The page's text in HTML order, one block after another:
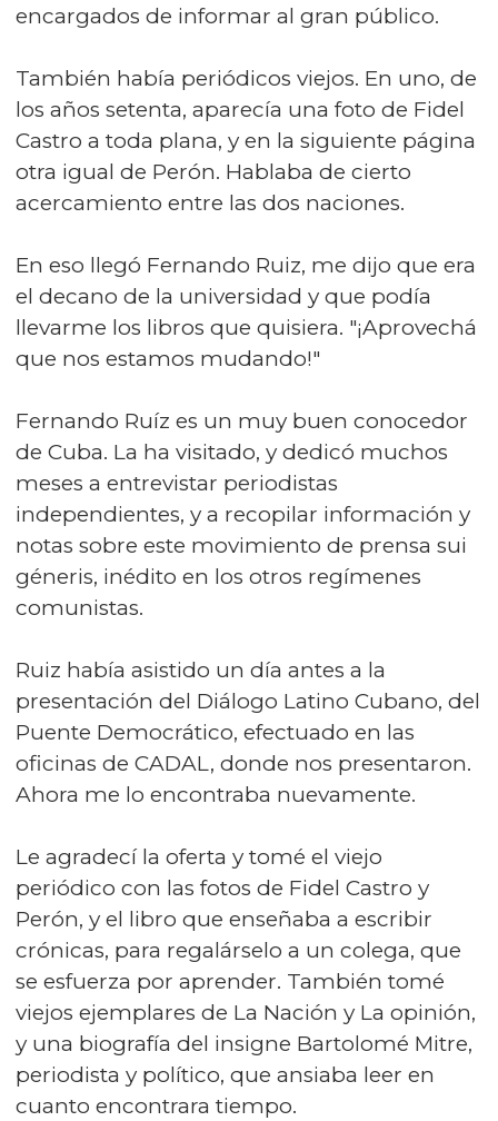
encargados de informar al gran público.
También había periódicos viejos. En uno, de
los años setenta, aparecía una foto de Fidel
Castro a toda plana, y en la siguiente página
otra igual de Perón. Hablaba de cierto
acercamiento entre las dos naciones.
En eso llegó Fernando Ruiz, me dijo que era
el decano de la universidad y que podía
llevarme los libros que quisiera. "¡Aprovechá
que nos estamos mudando!"
Fernando Ruíz es un muy buen conocedor
de Cuba. La ha visitado, y dedicó muchos
meses a entrevistar periodistas
independientes, y a recopilar información y
notas sobre este movimiento de prensa sui
géneris, inédito en los otros regímenes
comunistas.
Ruiz había asistido un día antes a la
presentación del Diálogo Latino Cubano, del
Puente Democrático, efectuado en las
oficinas de CADAL, donde nos presentaron.
Ahora me lo encontraba nuevamente.
Le agradecí la oferta y tomé el viejo
periódico con las fotos de Fidel Castro y
Perón, y el libro que enseñaba a escribir
crónicas, para regalárselo a un colega, que
se esfuerza por aprender. También tomé
viejos ejemplares de La Nación y La opinión,
y una biografía del insigne Bartolomé Mitre,
periodista y político, que ansiaba leer en
cuanto encontrara tiempo.